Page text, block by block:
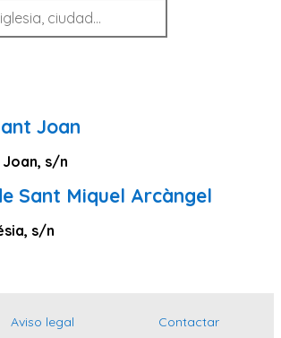
Tenerife
Joan
s/n
Sant Miquel Arcàngel
s/n
Aviso legal
Contactar